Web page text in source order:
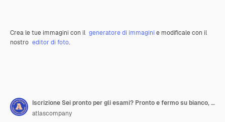
Crea le tue immagini con il generatore di immagini e modificale con il
nostro editor di foto.
Iscrizione Sei pronto per gli esami? Pronto e fermo su bianco, vista dall'alto
atlascompany